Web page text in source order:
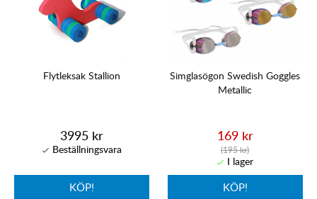
Flytleksak Stallion
3995 kr
KÖP!
Simglasögon Swedish Goggles
Metallic
169 kr
(195 kr)
KÖP!